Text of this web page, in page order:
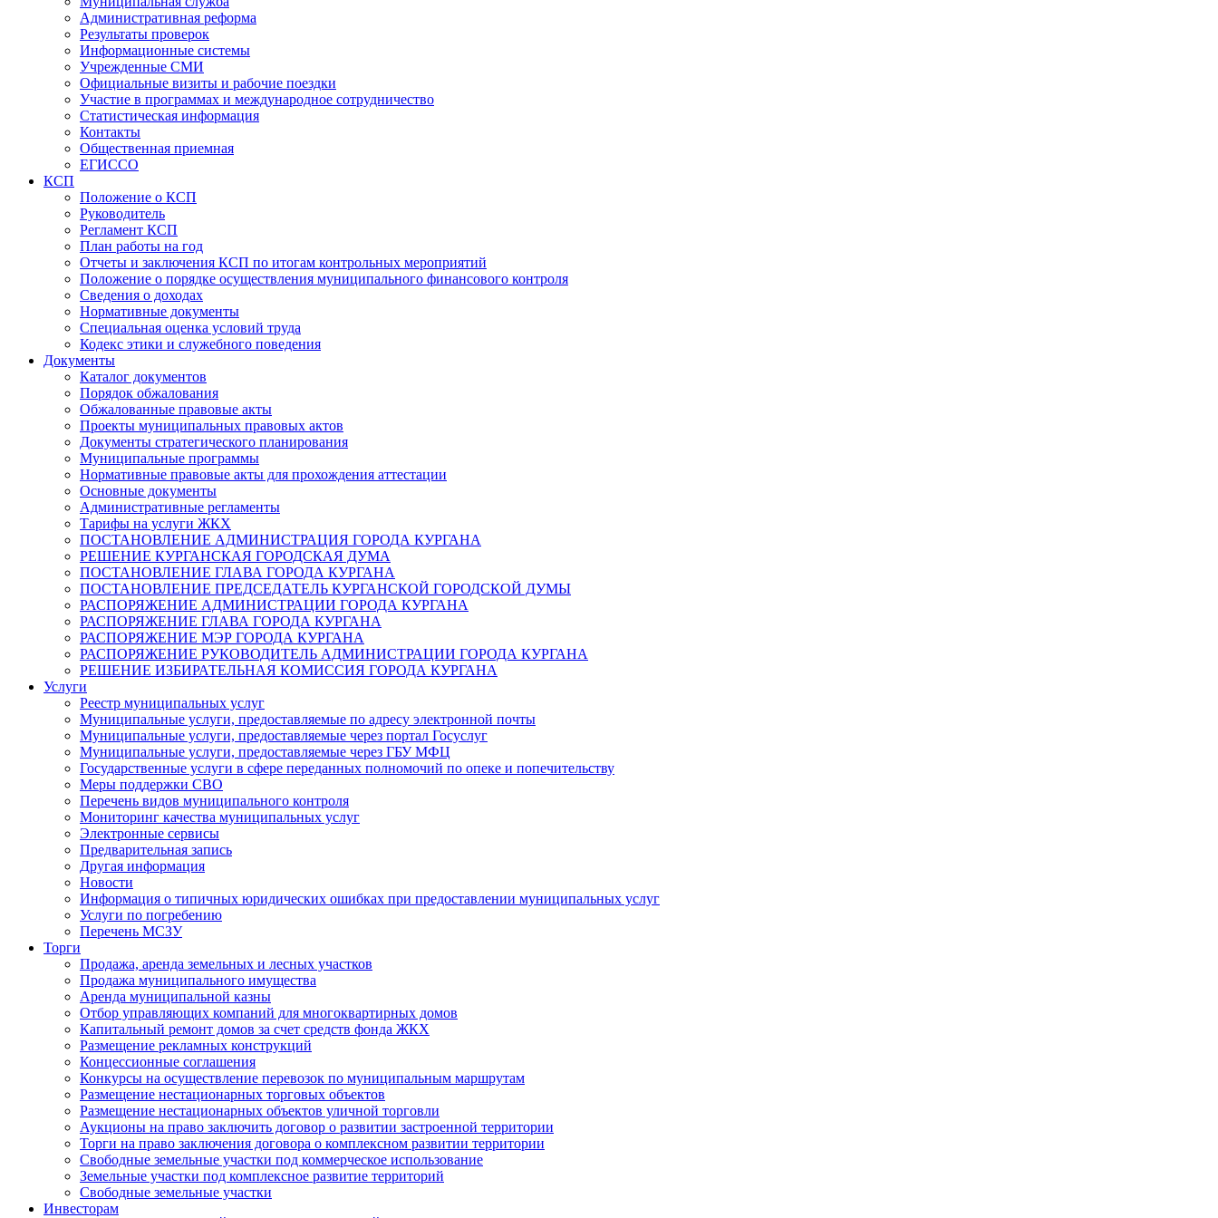
Административная реформа
Результаты проверок
Информационные системы
Учрежденные СМИ
Официальные визиты и рабочие поездки
Участие в программах и международное сотрудничество
Статистическая информация
Контакты
Общественная приемная
ЕГИССО
КСП
Положение о КСП
Руководитель
Регламент КСП
План работы на год
Отчеты и заключения КСП по итогам контрольных мероприятий
Положение о порядке осуществления муниципального финансового контроля
Сведения о доходах
Нормативные документы
Специальная оценка условий труда
Кодекс этики и служебного поведения
Документы
Каталог документов
Порядок обжалования
Обжалованные правовые акты
Проекты муниципальных правовых актов
Документы стратегического планирования
Муниципальные программы
Нормативные правовые акты для прохождения аттестации
Основные документы
Административные регламенты
Тарифы на услуги ЖКХ
ПОСТАНОВЛЕНИЕ АДМИНИСТРАЦИЯ ГОРОДА КУРГАНА
РЕШЕНИЕ КУРГАНСКАЯ ГОРОДСКАЯ ДУМА
ПОСТАНОВЛЕНИЕ ГЛАВА ГОРОДА КУРГАНА
ПОСТАНОВЛЕНИЕ ПРЕДСЕДАТЕЛЬ КУРГАНСКОЙ ГОРОДСКОЙ ДУМЫ
РАСПОРЯЖЕНИЕ АДМИНИСТРАЦИИ ГОРОДА КУРГАНА
РАСПОРЯЖЕНИЕ ГЛАВА ГОРОДА КУРГАНА
РАСПОРЯЖЕНИЕ МЭР ГОРОДА КУРГАНА
РАСПОРЯЖЕНИЕ РУКОВОДИТЕЛЬ АДМИНИСТРАЦИИ ГОРОДА КУРГАНА
РЕШЕНИЕ ИЗБИРАТЕЛЬНАЯ КОМИССИЯ ГОРОДА КУРГАНА
Услуги
Реестр муниципальных услуг
Муниципальные услуги, предоставляемые по адресу электронной почты
Муниципальные услуги, предоставляемые через портал Госуслуг
Муниципальные услуги, предоставляемые через ГБУ МФЦ
Государственные услуги в сфере переданных полномочий по опеке и попечительству
Меры поддержки СВО
Перечень видов муниципального контроля
Мониторинг качества муниципальных услуг
Электронные сервисы
Предварительная запись
Другая информация
Новости
Информация о типичных юридических ошибках при предоставлении муниципальных услуг
Услуги по погребению
Перечень МСЗУ
Торги
Продажа, аренда земельных и лесных участков
Продажа муниципального имущества
Аренда муниципальной казны
Отбор управляющих компаний для многоквартирных домов
Капитальный ремонт домов за счет средств фонда ЖКХ
Размещение рекламных конструкций
Концессионные соглашения
Конкурсы на осуществление перевозок по муниципальным маршрутам
Размещение нестационарных торговых объектов
Размещение нестационарных объектов уличной торговли
Аукционы на право заключить договор о развитии застроенной территории
Торги на право заключения договора о комплексном развитии территории
Свободные земельные участки под коммерческое использование
Земельные участки под комплексное развитие территорий
Свободные земельные участки
Инвесторам